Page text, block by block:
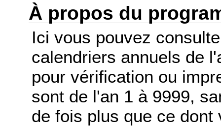
À propos du
Ici vous pouvez
calendriers annuels de
pour vérification ou
sont de l'an 1 à 9999,
de fois plus que ce dont